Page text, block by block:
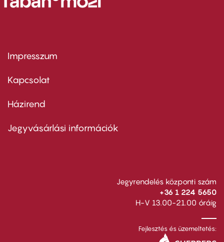
Footer
first
Impresszum
Kapcsolat
Footer
second
Házirend
Jegyvásárlási információk
Jegyrendelés központi szám
+36 1 224 5650
H-V 13.00-21.00 óráig
Fejlesztés és üzemeltetés: